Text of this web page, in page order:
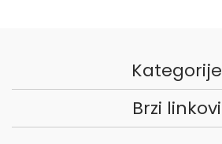
Kategorije
Brzi linkovi